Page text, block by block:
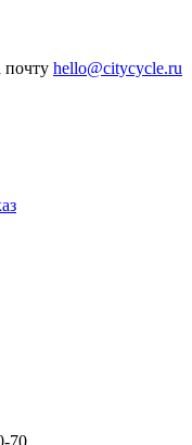
почту hello@citycycle.ru